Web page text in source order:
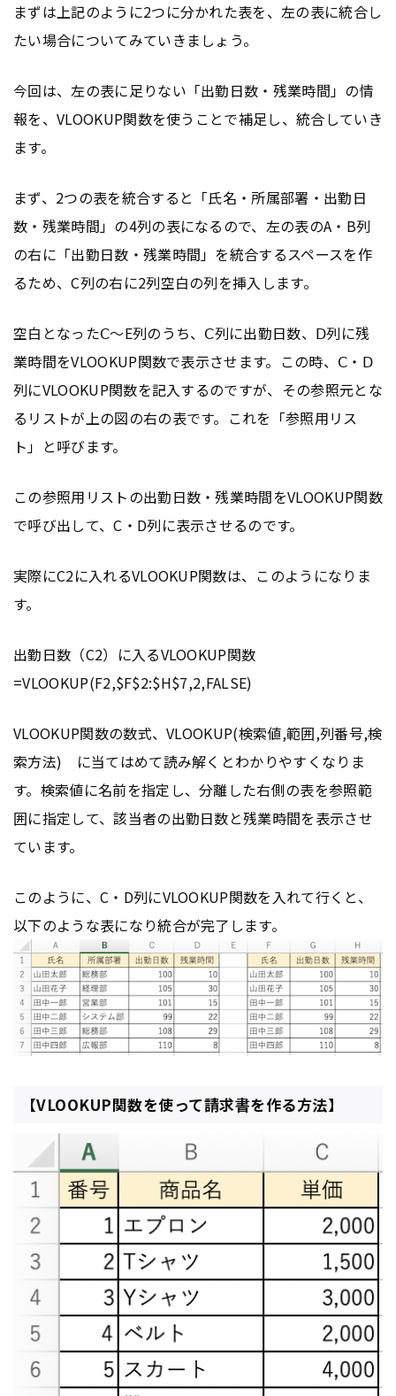
まずは上記のように2つに分かれた表を、左の表に統合し
たい場合についてみていきましょう。
今回は、左の表に足りない「出勤日数・残業時間」の情
報を、VLOOKUP関数を使うことで補足し、統合していき
ます。
まず、2つの表を統合すると「氏名・所属部署・出勤日
数・残業時間」の4列の表になるので、左の表のA・B列
の右に「出勤日数・残業時間」を統合するスペースを作
るため、C列の右に2列空白の列を挿入します。
空白となったⅭ～E列のうち、Ⅽ列に出勤日数、Ⅾ列に残
業時間をVLOOKUP関数で表示させます。この時、Ⅽ・Ⅾ
列にVLOOKUP関数を記入するのですが、その参照元とな
るリストが上の図の右の表です。これを「参照用リス
ト」と呼びます。
この参照用リストの出勤日数・残業時間をVLOOKUP関数
で呼び出して、C・D列に表示させるのです。
実際にC2に入れるVLOOKUP関数は、このようになりま
す。
出勤日数（C2）に入るVLOOKUP関数
=VLOOKUP(F2,$F$2:$H$7,2,FALSE)
VLOOKUP関数の数式、VLOOKUP(検索値,範囲,列番号,検
索方法) に当てはめて読み解くとわかりやすくなりま
す。検索値に名前を指定し、分離した右側の表を参照範
囲に指定して、該当者の出勤日数と残業時間を表示させ
ています。
このように、C・D列にVLOOKUP関数を入れて行くと、
以下のような表になり統合が完了します。
【VLOOKUP関数を使って請求書を作る方法】